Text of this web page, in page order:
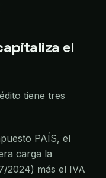
el
tiene tres
PAÍS, el
carga la
2024) más el IVA